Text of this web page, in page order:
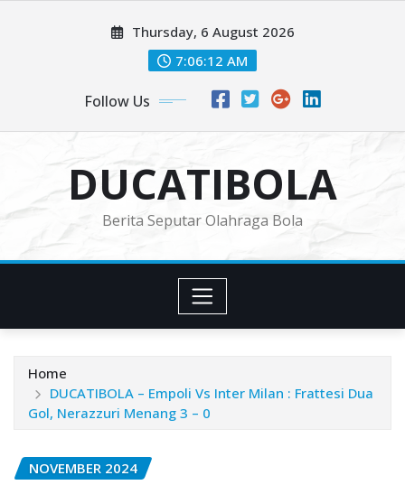
Thursday, 6 August 2026
7:06:13 AM
Follow Us
DUCATIBOLA
Berita Seputar Olahraga Bola
Home
DUCATIBOLA – Empoli Vs Inter Milan : Frattesi Dua
Gol, Nerazzuri Menang 3 – 0
NOVEMBER 2024